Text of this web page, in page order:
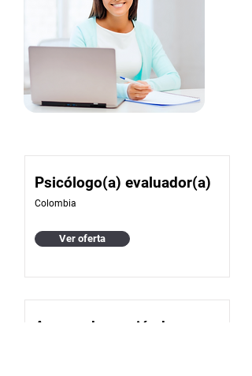
Psicólogo(a) evaluador(a)
Colombia
Ver oferta
Asesor de gestión humana,